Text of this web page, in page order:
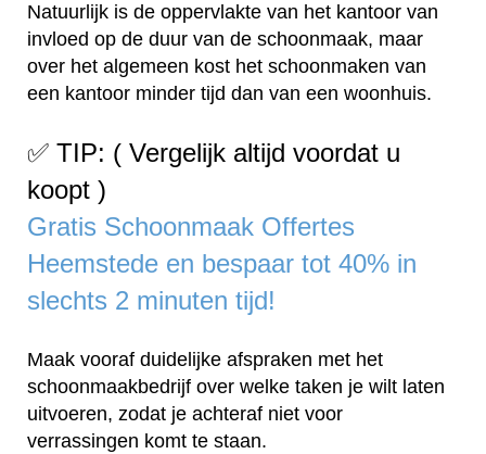
Natuurlijk is de oppervlakte van het kantoor van
invloed op de duur van de schoonmaak, maar
over het algemeen kost het schoonmaken van
een kantoor minder tijd dan van een woonhuis.
✅ TIP: ( Vergelijk altijd voordat u
koopt )
Gratis Schoonmaak Offertes
Heemstede en bespaar tot 40% in
slechts 2 minuten tijd!
Maak vooraf duidelijke afspraken met het
schoonmaakbedrijf over welke taken je wilt laten
uitvoeren, zodat je achteraf niet voor
verrassingen komt te staan.